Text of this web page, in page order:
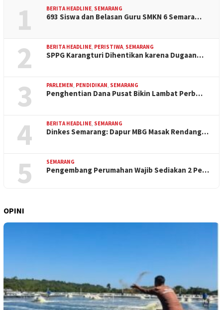
1 BERITA HEADLINE, SEMARANG
693 Siswa dan Belasan Guru SMKN 6 Semara…
2 BERITA HEADLINE, PERISTIWA, SEMARANG
SPPG Karangturi Dihentikan karena Dugaan…
3 PARLEMEN, PENDIDIKAN, SEMARANG
Penghentian Dana Pusat Bikin Lambat Perb…
4 BERITA HEADLINE, SEMARANG
Dinkes Semarang: Dapur MBG Masak Rendang…
5 SEMARANG
Pengembang Perumahan Wajib Sediakan 2 Pe…
OPINI